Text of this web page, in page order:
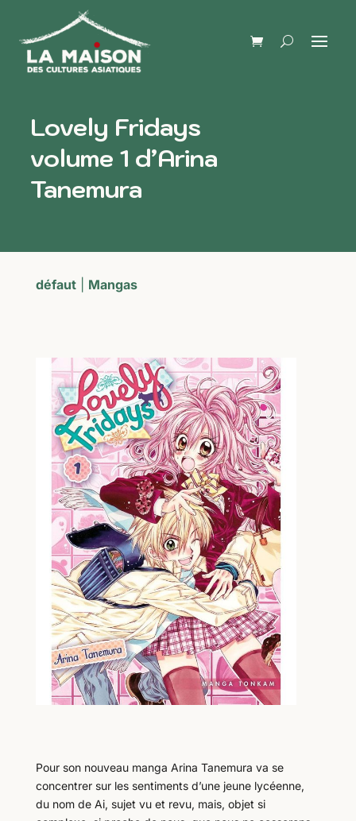
Lovely Fridays
volume 1 d’Arina
Tanemura
défaut| Mangas
Pour son nouveau manga Arina Tanemura va se
concentrer sur les sentiments d’une jeune lycéenne,
du nom de Ai, sujet vu et revu, mais, objet si